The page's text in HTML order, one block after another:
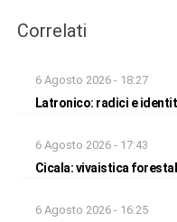
Correlati
6 Agosto 2026 - 18:27
Latronico: radici e
6 Agosto 2026 - 17:43
Cicala: vivaistica
6 Agosto 2026 - 16:25